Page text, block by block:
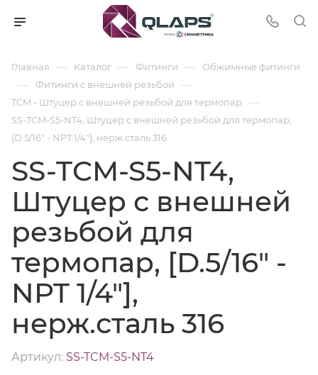
Главная — Каталог — Фитинги — Обжимные фитинги
— Фитинги с внешней резьбой —
TCM - Штуцер с внешней резьбой для термопар —
SS-TCM-S5-NT4, Штуцер с внешней резьбой для термопар,
[D.5/16" - NPT 1/4"], нерж.сталь 316
SS-TCM-S5-NT4,
Штуцер с внешней
резьбой для
термопар, [D.5/16" -
NPT 1/4"],
нерж.сталь 316
Артикул: SS-TCM-S5-NT4